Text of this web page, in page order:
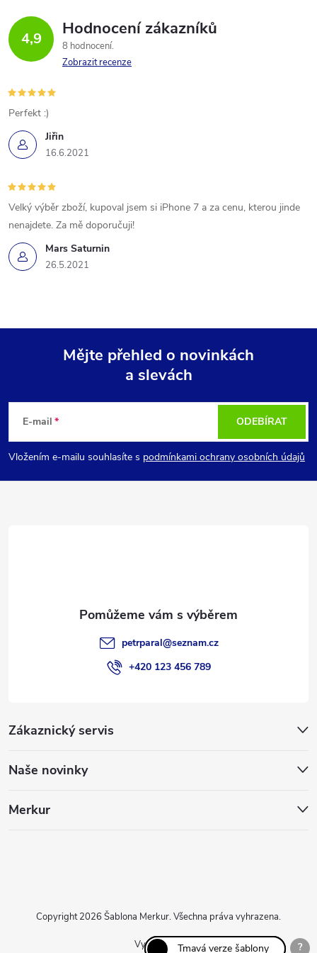
4,9 Hodnocení zákazníků
8 hodnocení
Zobrazit recenze
Jiřin
16.6.2021
Perfekt :)
Mars Saturnin
26.5.2021
Velký výběr zboží, kupoval jsem si iPhone 7 a za cenu, kterou jinde
nenajdete. Za mě doporučuji!
p
a
Mějte přehled o novinkách
a slevách
E-mail
Vložením e-mailu souhlasíte s podmínkami ochrany osobních údajů
ODEBÍRAT
Zákaznický servis
Naše novinky
Merkur
petrparal@seznam.cz
+420 123 456 789
Vytvořil Shoptet
Copyright 2026 Šablona Merkur. Všechna práva vyhrazena.
Tmavá verze šablony
Světlá verze šablony ?